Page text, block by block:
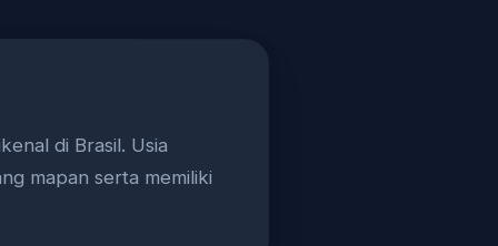
mapan serta memiliki